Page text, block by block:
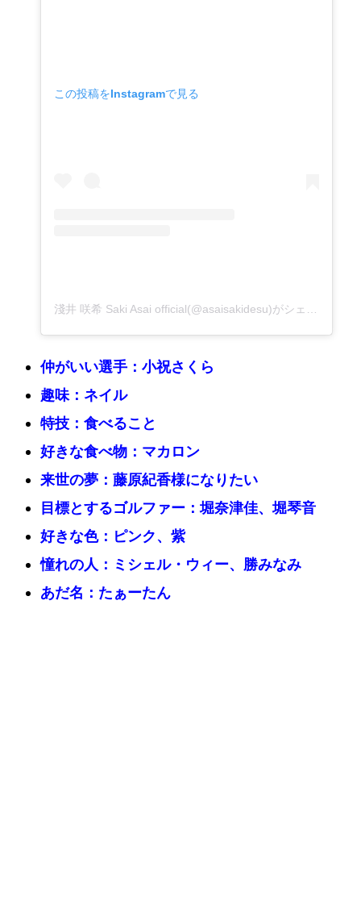
この投稿をInstagramで見る
仲がいい選手：小祝さくら
趣味：ネイル
特技：食べること
好きな食べ物：マカロン
来世の夢：藤原紀香様になりたい
目標とするゴルファー：堀奈津佳、堀琴音
好きな色：ピンク、紫
憧れの人：ミシェル・ウィー、勝みなみ
あだ名：たぁーたん